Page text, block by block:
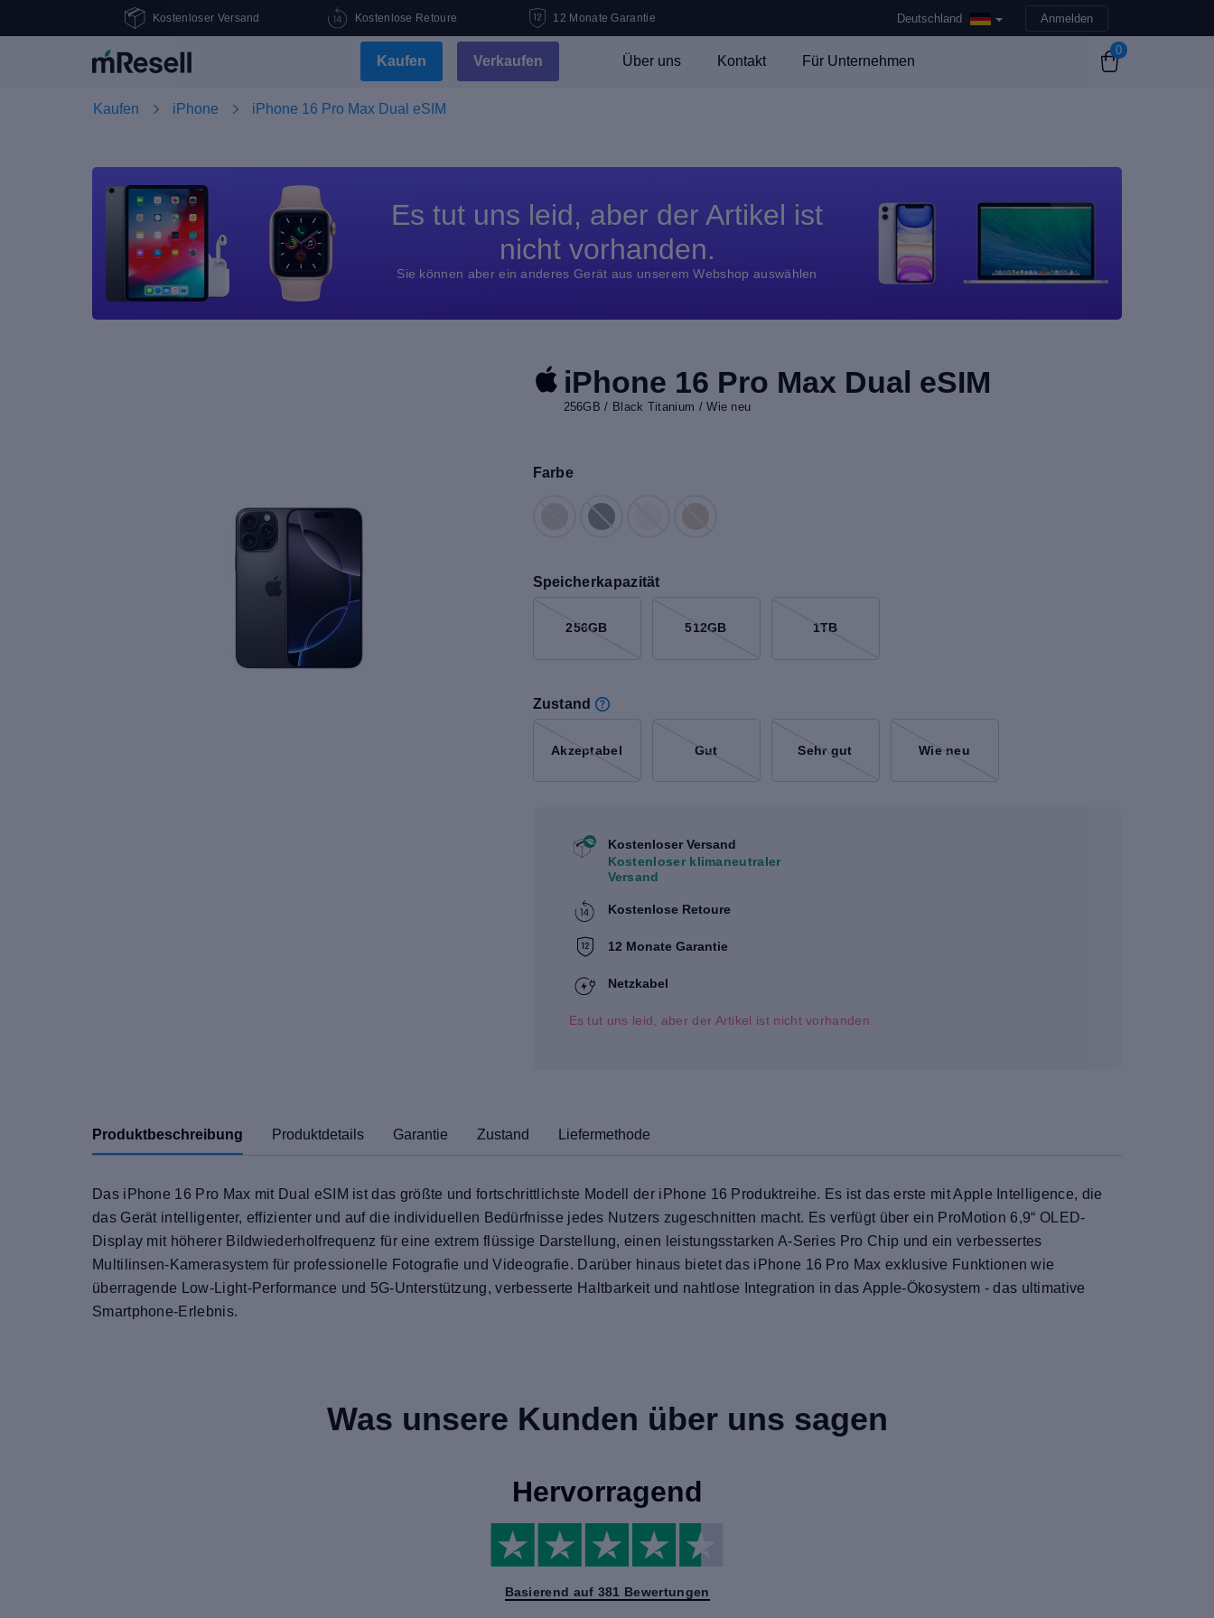
Kostenloser Versand Kostenlose Retoure 12 Monate Garantie Deutschland Anmelden
Kaufen Verkaufen Über uns Kontakt Für Unternehmen
0
Kaufen iPhone iPhone 16 Pro Max Dual eSIM
Es tut uns leid, aber der Artikel ist
nicht vorhanden.
Sie können aber ein anderes Gerät aus unserem Webshop auswählen
iPhone 16 Pro Max Dual eSIM
256GB / Black Titanium / Wie neu
Farbe
Speicherkapazität
256GB 512GB 1TB
Zustand
Akzeptabel Gut Sehr gut Wie neu
Kostenloser Versand
Kostenloser klimaneutraler
Versand
Kostenlose Retoure
12 Monate Garantie
Netzkabel
Es tut uns leid, aber der Artikel ist nicht vorhanden.
Produktbeschreibung Produktdetails Garantie Zustand Liefermethode
Das iPhone 16 Pro Max mit Dual eSIM ist das größte und fortschrittlichste Modell der iPhone 16 Produktreihe. Es ist das erste mit Apple Intelligence, die
das Gerät intelligenter, effizienter und auf die individuellen Bedürfnisse jedes Nutzers zugeschnitten macht. Es verfügt über ein ProMotion 6,9“ OLED-
Display mit höherer Bildwiederholfrequenz für eine extrem flüssige Darstellung, einen leistungsstarken A-Series Pro Chip und ein verbessertes
Multilinsen-Kamerasystem für professionelle Fotografie und Videografie. Darüber hinaus bietet das iPhone 16 Pro Max exklusive Funktionen wie
überragende Low-Light-Performance und 5G-Unterstützung, verbesserte Haltbarkeit und nahtlose Integration in das Apple-Ökosystem - das ultimative
Smartphone-Erlebnis.
Was unsere Kunden über uns sagen
Hervorragend
Basierend auf 381 Bewertungen